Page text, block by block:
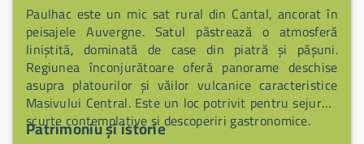
Paulhac este un mic sat rural din Cantal, ancorat în
peisajele Auvergne. Satul păstrează o atmosferă
liniștită, dominată de case din piatră și pășuni.
Regiunea înconjurătoare oferă panorame deschise
asupra platourilor și văilor vulcanice caracteristice
Masivului Central. Este un loc potrivit pentru sejururi
scurte contemplative și descoperiri gastronomice.
Patrimoniu și istorie